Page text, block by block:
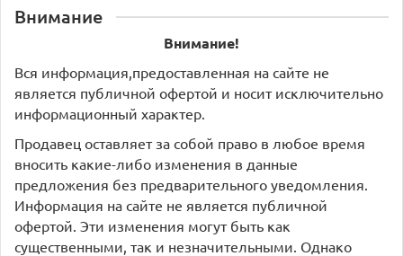
Внимание
Внимание!
Вся информация,предоставленная на сайте не
является публичной офертой и носит исключительно
информационный характер.
Продавец оставляет за собой право в любое время
вносить какие-либо изменения в данные
предложения без предварительного уведомления.
Информация на сайте не является публичной
офертой. Эти изменения могут быть как
существенными, так и незначительными. Однако